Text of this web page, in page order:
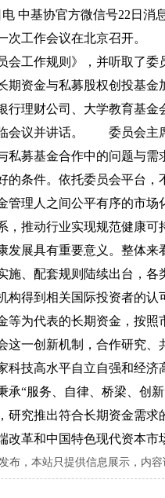
中基协官方微信号22日消
次工作会议在北京召开。
会工作规则》，并听取了
期资金与私募股权创投基
行理财公司、大学教育基
会议并讲话。 委员会主
私募基金合作中的问题与
的条件。依托委员会平台
管理人之间公平有序的市
，推动行业实现规范健康
发展具有重要意义。整体
施、配套规则陆续出台，
构得到相关国际投资者的
等为代表的长期资金，按
这一创新机制，合作研究
科技高水平自立自强和经
承“服务、自律、桥梁、创
研究推出符合长期资金需
改革和中国特色现代资本市
布， 本站只提供信息展示，内容